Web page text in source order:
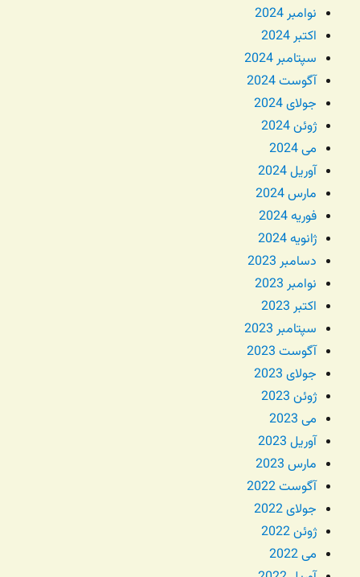
نوامبر 2024
اکتبر 2024
سپتامبر 2024
آگوست 2024
جولای 2024
ژوئن 2024
می 2024
آوریل 2024
مارس 2024
فوریه 2024
ژانویه 2024
دسامبر 2023
نوامبر 2023
اکتبر 2023
سپتامبر 2023
آگوست 2023
جولای 2023
ژوئن 2023
می 2023
آوریل 2023
مارس 2023
آگوست 2022
جولای 2022
ژوئن 2022
می 2022